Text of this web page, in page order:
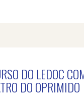
DO LEDOC
DO OPRIMIDO